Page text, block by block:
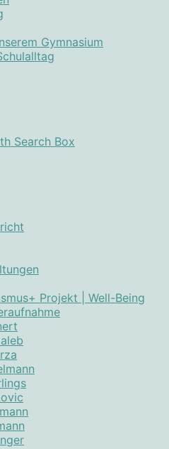
Gymnasium
Search Box
Projekt | Well-Being